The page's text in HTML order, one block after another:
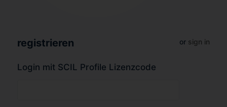
registrieren or sign in
Login mit SCIL Profile Lizenzcode